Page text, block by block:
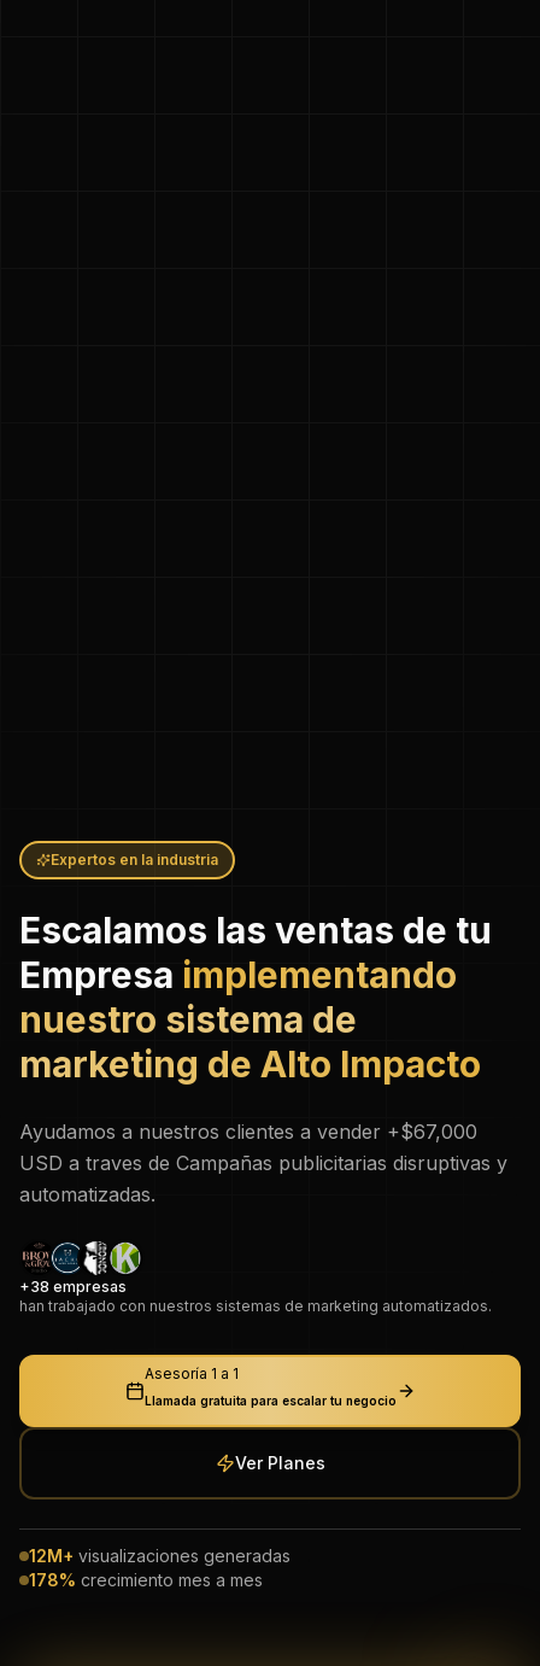
Expertos en la industria
Escalamos las ventas de tu
Empresa implementando
nuestro sistema de
marketing de Alto Impacto
Ayudamos a nuestros clientes a vender +$67,000
USD a traves de Campañas publicitarias disruptivas y
automatizadas.
+38 empresas
han trabajado con nuestros sistemas de marketing automatizados.
Asesoría 1 a 1
Llamada gratuita para escalar tu negocio
Ver Planes
12M+ visualizaciones generadas
178% crecimiento mes a mes